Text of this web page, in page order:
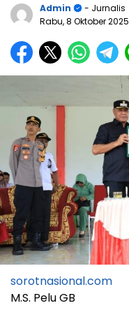
Admin
- Jurnalis
Rabu, 8 Oktober 2025
sorotnasional.com
M.S. Pelu GB